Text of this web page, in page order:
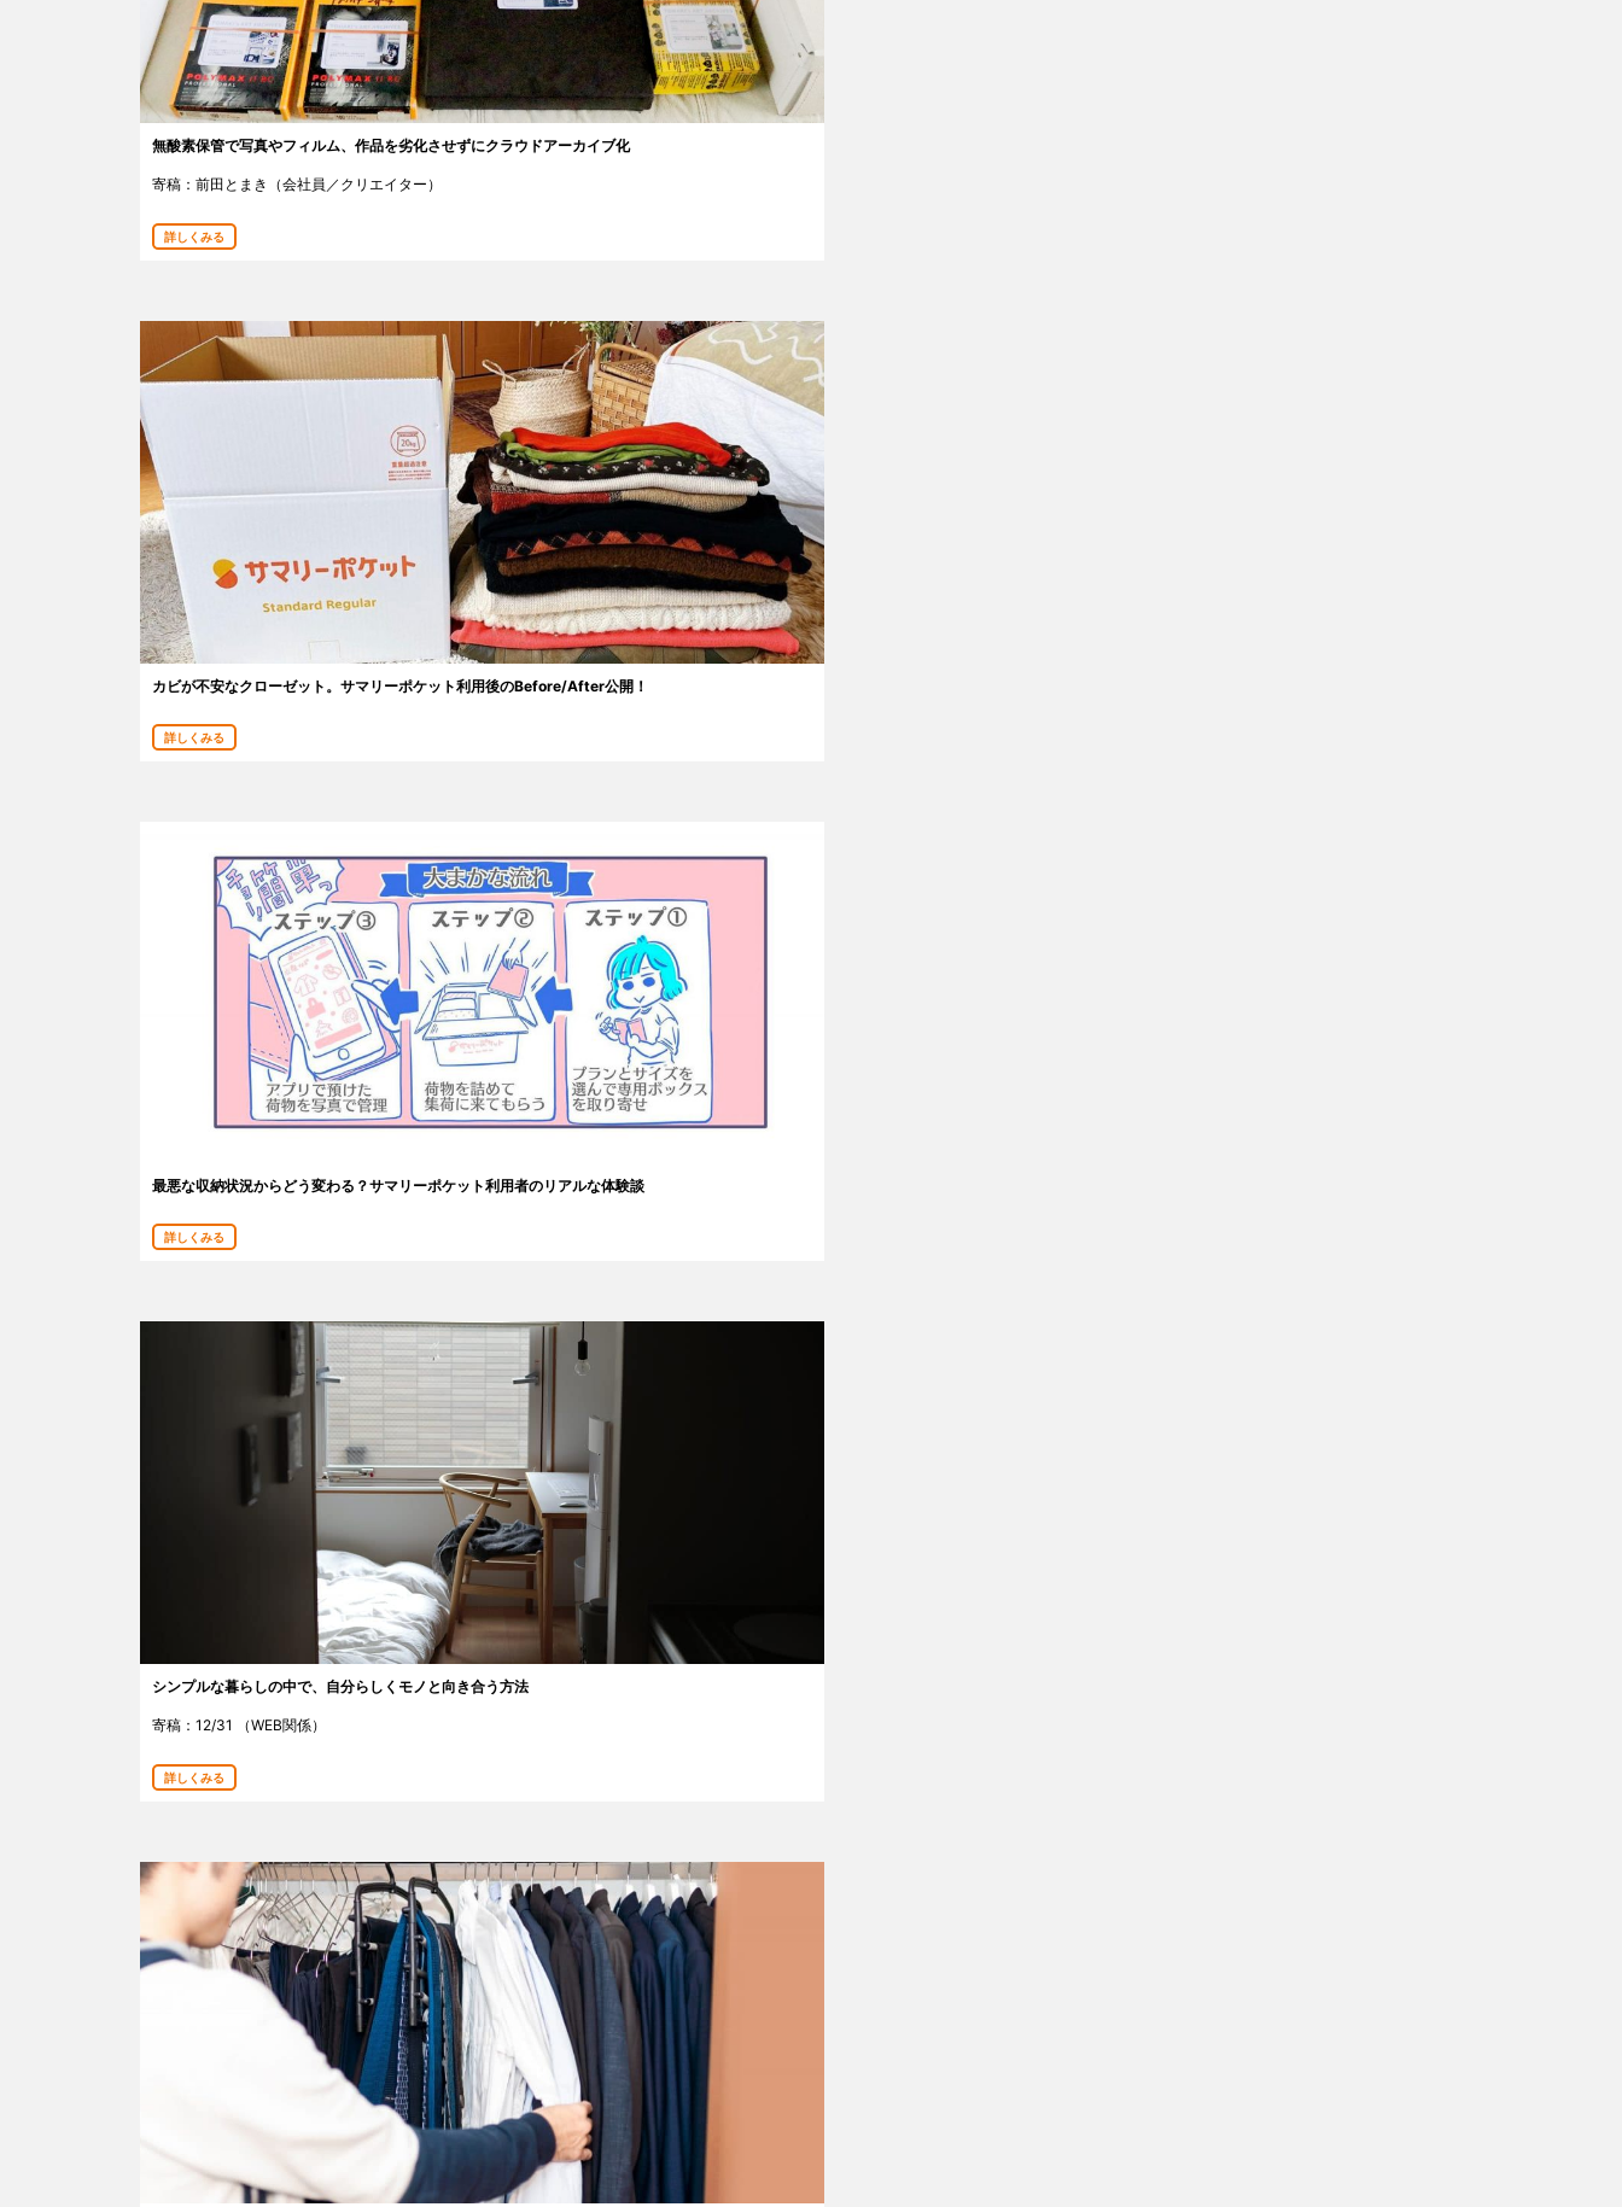
無酸素保管で写真やフィルム、作品を劣化させずにクラウドアーカイブ化
寄稿：前田とまき（会社員／クリエイター）
詳しくみる
カビが不安なクローゼット。サマリーポケット利用後のBefore/After公開！
詳しくみる
最悪な収納状況からどう変わる？サマリーポケット利用者のリアルな体験談
詳しくみる
シンプルな暮らしの中で、自分らしくモノと向き合う方法
寄稿：12/31 （WEB関係）
詳しくみる